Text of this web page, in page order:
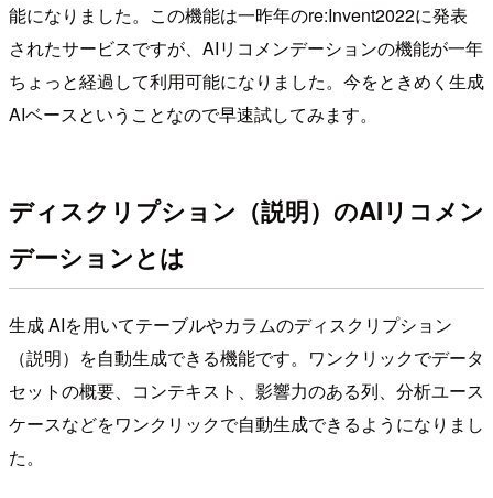
能になりました。この機能は一昨年のre:Invent2022に発表
されたサービスですが、AIリコメンデーションの機能が一年
ちょっと経過して利用可能になりました。今をときめく生成
AIベースということなので早速試してみます。
ディスクリプション（説明）のAIリコメン
デーションとは
生成 AIを用いてテーブルやカラムのディスクリプション
（説明）を自動生成できる機能です。ワンクリックでデータ
セットの概要、コンテキスト、影響力のある列、分析ユース
ケースなどをワンクリックで自動生成できるようになりまし
た。